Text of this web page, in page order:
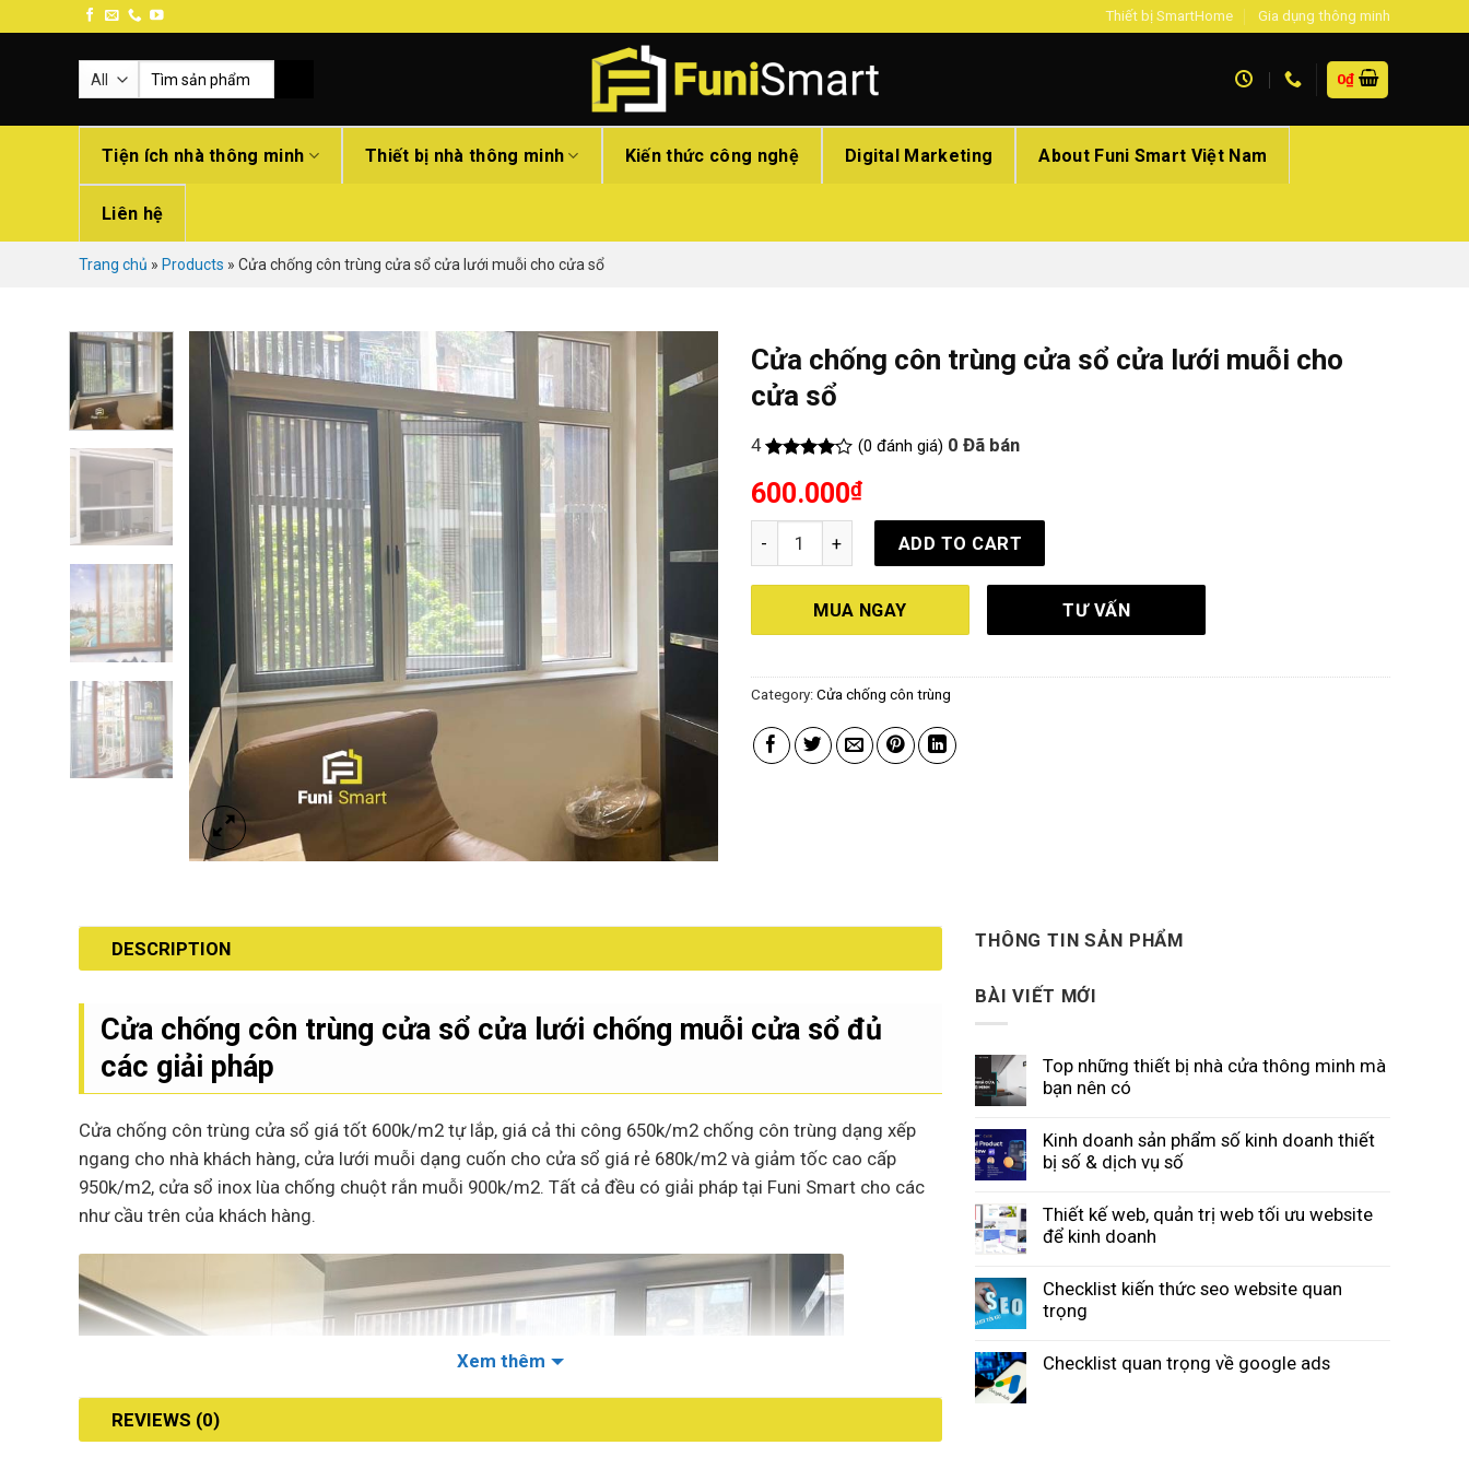
Thiết bị SmartHome Gia dụng thông minh
Search
0₫
Tiện ích nhà thông minh Thiết bị nhà thông minh Kiến thức công nghệ Digital Marketing About Funi Smart Việt Nam
Liên hệ
Trang chủ » Products » Cửa chống côn trùng cửa sổ cửa lưới muỗi cho cửa sổ
Cửa chống côn trùng cửa sổ cửa lưới muỗi cho
cửa sổ
4
out of 5
(0 đánh giá) 0 Đã bán
600.000₫
Cửa chống côn trùng cửa sổ cửa lưới muỗi cho cửa sổ quantity
ADD TO CART
MUA NGAY TƯ VẤN
Category: Cửa chống côn trùng
DESCRIPTION
Cửa chống côn trùng cửa sổ cửa lưới chống muỗi cửa sổ đủ
các giải pháp
Cửa chống côn trùng cửa sổ giá tốt 600k/m2 tự lắp, giá cả thi công 650k/m2 chống côn trùng dạng xếp
ngang cho nhà khách hàng, cửa lưới muỗi dạng cuốn cho cửa sổ giá rẻ 680k/m2 và giảm tốc cao cấp
950k/m2, cửa sổ inox lùa chống chuột rắn muỗi 900k/m2. Tất cả đều có giải pháp tại Funi Smart cho các
như cầu trên của khách hàng.
Xem thêm
REVIEWS (0)
THÔNG TIN SẢN PHẨM
BÀI VIẾT MỚI
Top những thiết bị nhà cửa thông minh mà
bạn nên có
Kinh doanh sản phẩm số kinh doanh thiết
bị số & dịch vụ số
Thiết kế web, quản trị web tối ưu website
để kinh doanh
Checklist kiến thức seo website quan
trọng
Checklist quan trọng về google ads